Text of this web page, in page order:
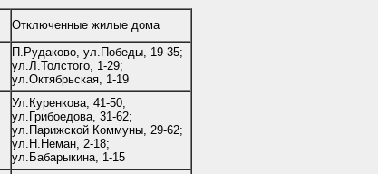
Отключенные жилые дома
П.Рудаково, ул.Победы, 19-35;
ул.Л.Толстого, 1-29;
ул.Октябрьская, 1-19
Ул.Куренкова, 41-50;
ул.Грибоедова, 31-62;
ул.Парижской Коммуны, 29-62;
ул.Н.Неман, 2-18;
ул.Бабарыкина, 1-15